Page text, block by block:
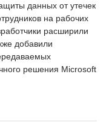
данных от утечек
на рабочих
расширили
добавили
решения Microsoft